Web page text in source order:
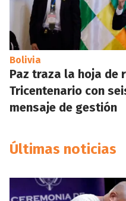
Bolivia
Paz traza la hoja de
Tricentenario con
mensaje de gestión
Últimas noticias